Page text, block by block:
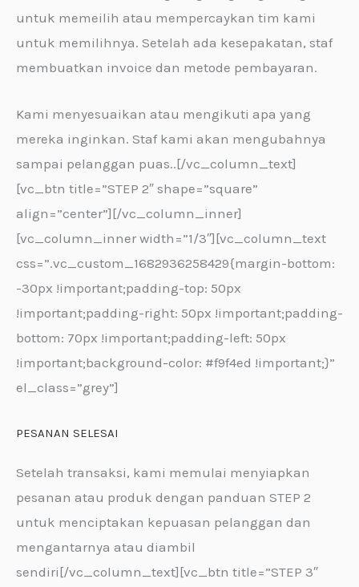
untuk memeilih atau mempercaykan tim kami
untuk memilihnya. Setelah ada kesepakatan, staf
membuatkan invoice dan metode pembayaran.
Kami menyesuaikan atau mengikuti apa yang
mereka inginkan. Staf kami akan mengubahnya
sampai pelanggan puas..[/vc_column_text]
[vc_btn title=”STEP 2″ shape=”square”
align=”center”][/vc_column_inner]
[vc_column_inner width=”1/3″][vc_column_text
css=”.vc_custom_1682936258429{margin-bottom:
-30px !important;padding-top: 50px
!important;padding-right: 50px !important;padding-
bottom: 70px !important;padding-left: 50px
!important;background-color: #f9f4ed !important;}”
el_class=”grey”]
PESANAN SELESAI
Setelah transaksi, kami memulai menyiapkan
pesanan atau produk dengan panduan STEP 2
untuk menciptakan kepuasan pelanggan dan
mengantarnya atau diambil
sendiri[/vc_column_text][vc_btn title=”STEP 3″